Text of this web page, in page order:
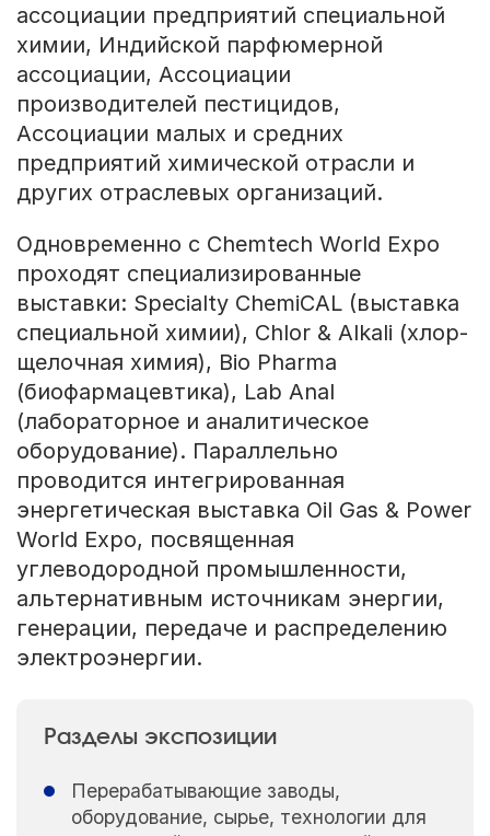
ассоциации предприятий специальной
химии, Индийской парфюмерной
ассоциации, Ассоциации
производителей пестицидов,
Ассоциации малых и средних
предприятий химической отрасли и
других отраслевых организаций.
Одновременно с Chemtech World Expo
проходят специализированные
выставки: Specialty ChemiCAL (выставка
специальной химии), Chlor & Alkali (хлор-
щелочная химия), Bio Pharma
(биофармацевтика), Lab Anal
(лабораторное и аналитическое
оборудование). Параллельно
проводится интегрированная
энергетическая выставка Oil Gas & Power
World Expo, посвященная
углеводородной промышленности,
альтернативным источникам энергии,
генерации, передаче и распределению
электроэнергии.
Разделы экспозиции
Перерабатывающие заводы,
оборудование, сырье, технологии для